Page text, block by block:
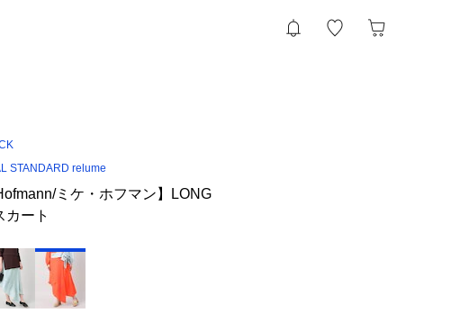
STANDARD relume
ミケ・ホフマン】LONG
カート